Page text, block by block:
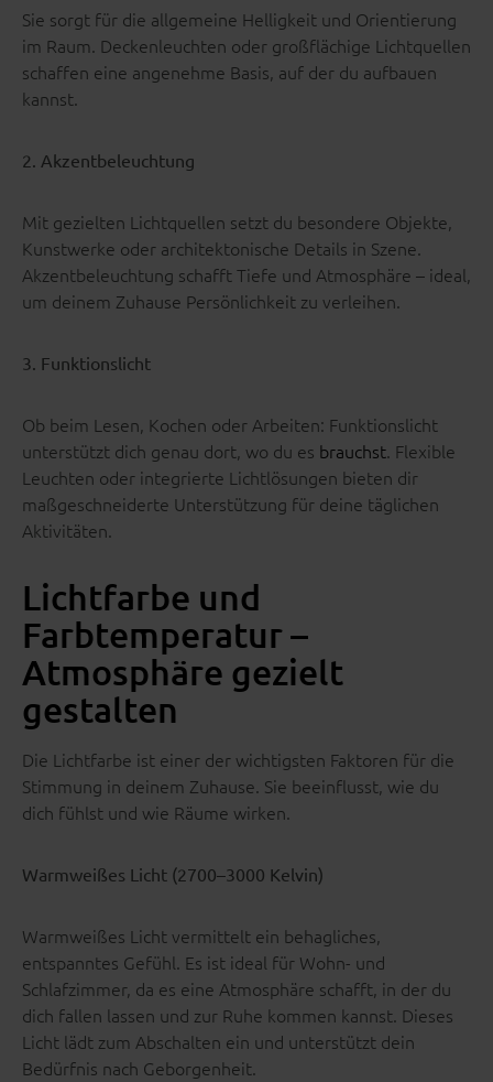
Sie sorgt für die allgemeine Helligkeit und Orientierung
im Raum. Deckenleuchten oder großflächige Lichtquellen
schaffen eine angenehme Basis, auf der du aufbauen
kannst.
2. Akzentbeleuchtung
Mit gezielten Lichtquellen setzt du besondere Objekte,
Kunstwerke oder architektonische Details in Szene.
Akzentbeleuchtung schafft Tiefe und Atmosphäre – ideal,
um deinem Zuhause Persönlichkeit zu verleihen.
3. Funktionslicht
Ob beim Lesen, Kochen oder Arbeiten: Funktionslicht
unterstützt dich genau dort, wo du es brauchst. Flexible
Leuchten oder integrierte Lichtlösungen bieten dir
maßgeschneiderte Unterstützung für deine täglichen
Aktivitäten.
Lichtfarbe und
Farbtemperatur –
Atmosphäre gezielt
gestalten
Die Lichtfarbe ist einer der wichtigsten Faktoren für die
Stimmung in deinem Zuhause. Sie beeinflusst, wie du
dich fühlst und wie Räume wirken.
Warmweißes Licht (2700–3000 Kelvin)
Warmweißes Licht vermittelt ein behagliches,
entspanntes Gefühl. Es ist ideal für Wohn- und
Schlafzimmer, da es eine Atmosphäre schafft, in der du
dich fallen lassen und zur Ruhe kommen kannst. Dieses
Licht lädt zum Abschalten ein und unterstützt dein
Bedürfnis nach Geborgenheit.